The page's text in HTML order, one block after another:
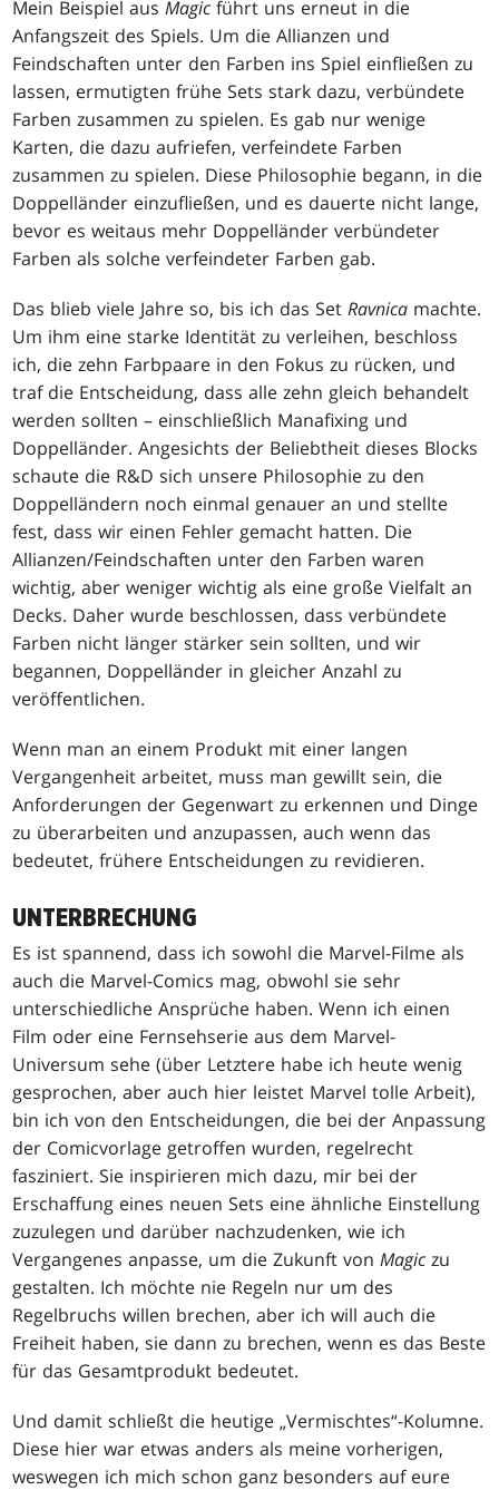
Mein Beispiel ausMagic führt uns erneut in die
Anfangszeit des Spiels. Um die Allianzen und
Feindschaften unter den Farben ins Spiel einfließen zu
lassen, ermutigten frühe Sets stark dazu, verbündete
Farben zusammen zu spielen. Es gab nur wenige
Karten, die dazu aufriefen, verfeindete Farben
zusammen zu spielen. Diese Philosophie begann, in die
Doppelländer einzufließen, und es dauerte nicht lange,
bevor es weitaus mehr Doppelländer verbündeter
Farben als solche verfeindeter Farben gab.
Das blieb viele Jahre so, bis ich das SetRavnica machte.
Um ihm eine starke Identität zu verleihen, beschloss
ich, die zehn Farbpaare in den Fokus zu rücken, und
traf die Entscheidung, dass alle zehn gleich behandelt
werden sollten – einschließlich Manafixing und
Doppelländer. Angesichts der Beliebtheit dieses Blocks
schaute die R&D sich unsere Philosophie zu den
Doppelländern noch einmal genauer an und stellte
fest, dass wir einen Fehler gemacht hatten. Die
Allianzen/Feindschaften unter den Farben waren
wichtig, aber weniger wichtig als eine große Vielfalt an
Decks. Daher wurde beschlossen, dass verbündete
Farben nicht länger stärker sein sollten, und wir
begannen, Doppelländer in gleicher Anzahl zu
veröffentlichen.
Wenn man an einem Produkt mit einer langen
Vergangenheit arbeitet, muss man gewillt sein, die
Anforderungen der Gegenwart zu erkennen und Dinge
zu überarbeiten und anzupassen, auch wenn das
bedeutet, frühere Entscheidungen zu revidieren.
UNTERBRECHUNG
Es ist spannend, dass ich sowohl die Marvel-Filme als
auch die Marvel-Comics mag, obwohl sie sehr
unterschiedliche Ansprüche haben. Wenn ich einen
Film oder eine Fernsehserie aus dem Marvel-
Universum sehe (über Letztere habe ich heute wenig
gesprochen, aber auch hier leistet Marvel tolle Arbeit),
bin ich von den Entscheidungen, die bei der Anpassung
der Comicvorlage getroffen wurden, regelrecht
fasziniert. Sie inspirieren mich dazu, mir bei der
Erschaffung eines neuen Sets eine ähnliche Einstellung
zuzulegen und darüber nachzudenken, wie ich
Vergangenes anpasse, um die Zukunft vonMagic zu
gestalten. Ich möchte nie Regeln nur um des
Regelbruchs willen brechen, aber ich will auch die
Freiheit haben, sie dann zu brechen, wenn es das Beste
für das Gesamtprodukt bedeutet.
Und damit schließt die heutige „Vermischtes“-Kolumne.
Diese hier war etwas anders als meine vorherigen,
weswegen ich mich schon ganz besonders auf eure